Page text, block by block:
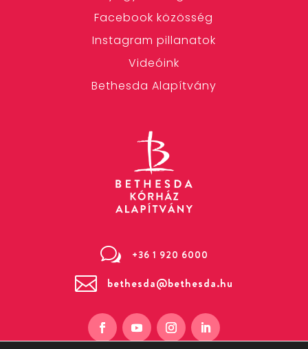
Facebook közösség
Instagram pillanatok
Videóink
Bethesda Alapítvány
w +36 1 920 6000
 bethesda@bethesda.hu